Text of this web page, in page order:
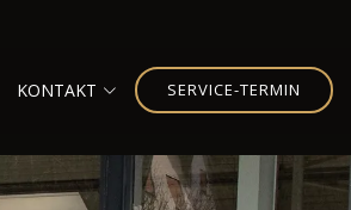
KONTAKT SERVICE-TERMIN